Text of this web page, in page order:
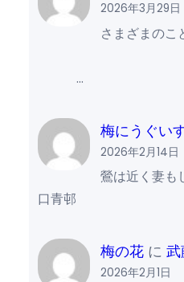
2026年3月29日
さまざまのこ
…
梅にうぐい
2026年2月14日
鶯は近く妻
口青邨
梅の花 に
2026年2月1日